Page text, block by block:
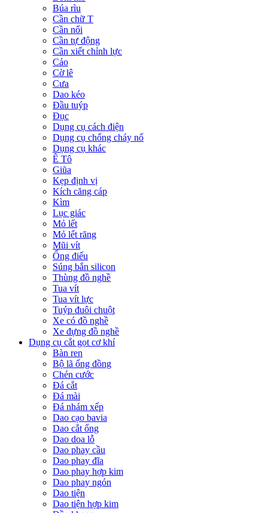
Búa rìu
Cần chữ T
Cần nối
Cần tự động
Cần xiết chỉnh lực
Cảo
Cờ lê
Cưa
Dao kéo
Đầu tuýp
Đục
Dụng cụ cách điện
Dụng cụ chống cháy nổ
Dụng cụ khác
Ê Tô
Giũa
Kẹp định vị
Kích căng cáp
Kìm
Lục giác
Mỏ lết
Mỏ lết răng
Mũi vít
Ống điếu
Súng bắn silicon
Thùng đồ nghề
Tua vít
Tua vít lực
Tuýp đuôi chuột
Xe có đồ nghề
Xe đựng đồ nghề
Dụng cụ cắt gọt cơ khí
Bàn ren
Bộ lã ống đồng
Chén cước
Đá cắt
Đá mài
Đá nhám xếp
Dao cạo bavia
Dao cắt ống
Dao doa lỗ
Dao phay cầu
Dao phay đĩa
Dao phay hợp kim
Dao phay ngón
Dao tiện
Dao tiện hợp kim